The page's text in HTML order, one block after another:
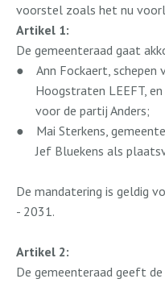
voorstel zoals het nu
Artikel 1:
De gemeenteraad gaat
●
Ann Fockaert,
Hoogstraten LEEFT, en
voor de partij Anders;
●
Mai Sterkens,
Jef Bluekens als
De mandatering is geldig
- 2031.
Artikel 2:
De gemeenteraad geeft